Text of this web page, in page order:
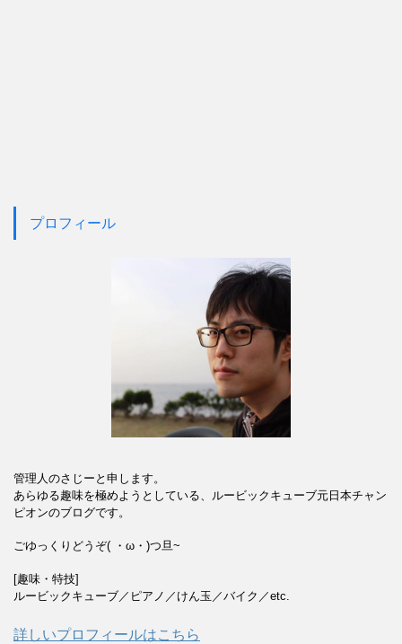
プロフィール
管理人のさじーと申します。
あらゆる趣味を極めようとしている、ルービックキューブ元日本チャン
ピオンのブログです。
ごゆっくりどうぞ( ・ω・)つ旦~
[趣味・特技]
ルービックキューブ／ピアノ／けん玉／バイク／etc.
詳しいプロフィールはこちら